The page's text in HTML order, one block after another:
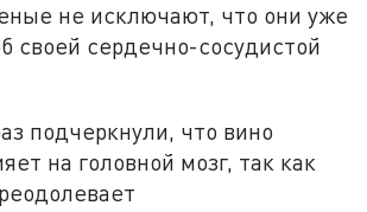
не исключают, что они уже
своей сердечно-сосудистой
подчеркнули, что вино
на головной мозг, так как